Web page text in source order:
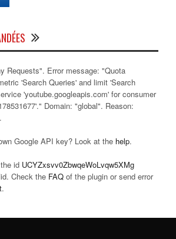
Requests". Error message: "Quota
'Search Queries' and limit 'Search
'youtube.googleapis.com' for consumer
Domain: "global". Reason:
Google API key? Look at the help.
id UCYZxsvv0ZbwqeWoLvqw5XMg
Check the FAQ of the plugin or send error
.